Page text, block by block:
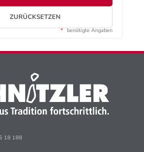
ZURÜCKSETZEN
* benötigte Angaben
18 188